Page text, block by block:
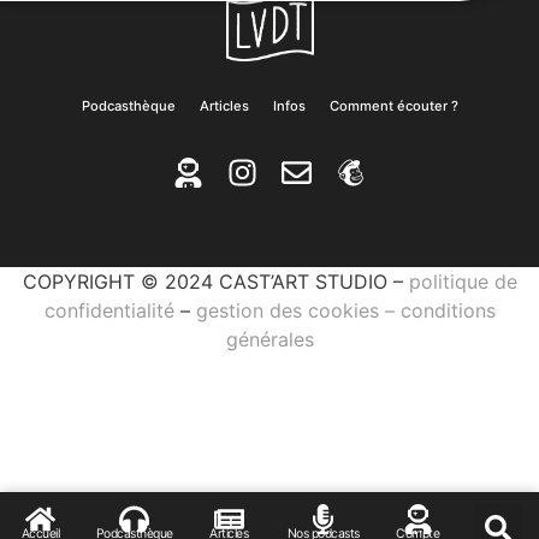
Podcasthèque Articles Infos Comment écouter ?
COPYRIGHT © 2024 CAST’ART STUDIO – politique de
confidentialité – gestion des cookies– conditions
générales
Accueil Podcasthèque Articles Nos podcasts Compte